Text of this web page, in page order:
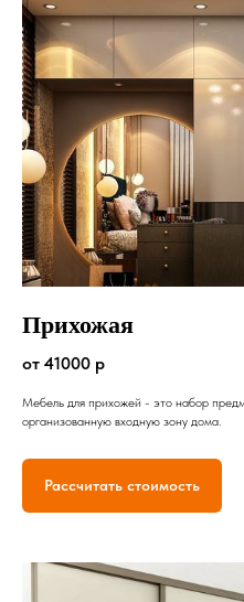
Прихожая
от 41000 р
Мебель для прихожей - это набор
организованную входную зону дома.
Рассчитать стоимость